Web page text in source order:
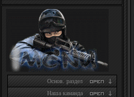
Основ. раздел
Наша каманда